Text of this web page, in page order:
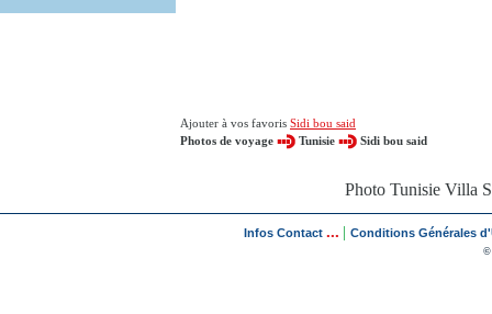
Ajouter à vos favoris Sidi bou said
Photos de voyage
Tunisie Sidi bou said
Photo Tunisie Villa
Infos Contact ... Conditions Générales
©